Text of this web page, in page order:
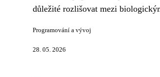
důležité rozlišovat mezi
Programování a vývoj
28. 05. 2026